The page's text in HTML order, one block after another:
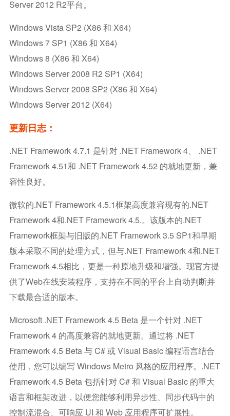
Server 2012 R2平台。
Windows Vista SP2 (x86 和 X64)
Windows 7 SP1 (x86 和 X64)
Windows 8 (x86 和 X64)
Windows Server 2008 R2 SP1 (x64)
Windows Server 2008 SP2 (x86 和 X64)
Windows Server 2012 (x64)
更新日志：
.NET Framework 4.7.1 是针对 .NET Framework 4、 .NET
Framework 4.51和 .NET Framework 4.52 的就地更新，兼
容性良好。
微软的.NET Framework 4.5.1框架高度兼容现有的.NET
Framework 4和.NET Framework 4.5.。该版本的.NET
Framework框架与旧版的.NET Framework 3.5 SP1和早期
版本采取不同的处理方式，但与.NET Framework 4和.NET
Framework 4.5相比，更是一种原地升级和增强。现官方提
供了Web在线安装程序，支持在不同的平台上自动判断并
下载最合适的版本。
Microsoft .NET Framework 4.5 Beta 是一个针对 .NET
Framework 4 的高度兼容的就地更新。通过将 .NET
Framework 4.5 Beta 与 C# 或 Visual Basic 编程语言结合
使用，您可以编写 Windows Metro 风格的应用程序。.NET
Framework 4.5 Beta 包括针对 C# 和 Visual Basic 的重大
语言和框架改进，以便您能够利用异步性、同步代码中的
控制流混合、可响应 UI 和 Web 应用程序可扩展性。